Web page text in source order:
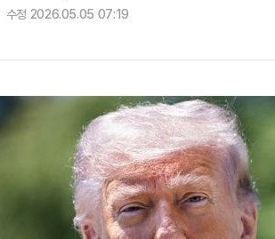
정 2026.05.05 07:19